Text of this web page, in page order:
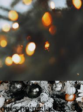
préréglages